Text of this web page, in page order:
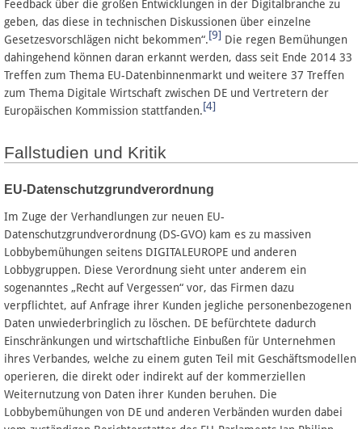
Feedback über die großen Entwicklungen in der Digitalbranche zu
geben, das diese in technischen Diskussionen über einzelne
Gesetzesvorschlägen nicht bekommen“.[9] Die regen Bemühungen
dahingehend können daran erkannt werden, dass seit Ende 2014 33
Treffen zum Thema EU-Datenbinnenmarkt und weitere 37 Treffen
zum Thema Digitale Wirtschaft zwischen DE und Vertretern der
Europäischen Kommission stattfanden.[4]
Fallstudien und Kritik
EU-Datenschutzgrundverordnung
Im Zuge der Verhandlungen zur neuen EU-
Datenschutzgrundverordnung (DS-GVO) kam es zu massiven
Lobbybemühungen seitens DIGITALEUROPE und anderen
Lobbygruppen. Diese Verordnung sieht unter anderem ein
sogenanntes „Recht auf Vergessen“ vor, das Firmen dazu
verpflichtet, auf Anfrage ihrer Kunden jegliche personenbezogenen
Daten unwiederbringlich zu löschen. DE befürchtete dadurch
Einschränkungen und wirtschaftliche Einbußen für Unternehmen
ihres Verbandes, welche zu einem guten Teil mit Geschäftsmodellen
operieren, die direkt oder indirekt auf der kommerziellen
Weiternutzung von Daten ihrer Kunden beruhen. Die
Lobbybemühungen von DE und anderen Verbänden wurden dabei